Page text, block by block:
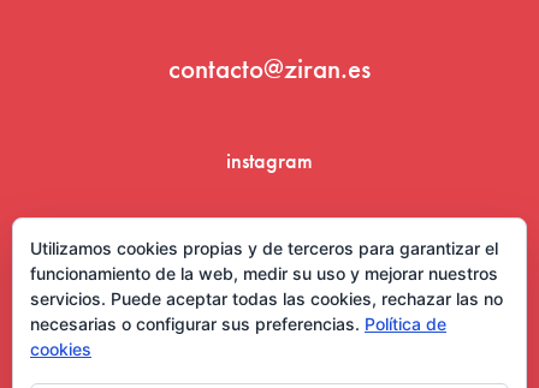
contacto@ziran.es
instagram
Utilizamos cookies propias y de terceros para garantizar el
funcionamiento de la web, medir su uso y mejorar nuestros
servicios. Puede aceptar todas las cookies, rechazar las no
necesarias o configurar sus preferencias. Política de
cookies